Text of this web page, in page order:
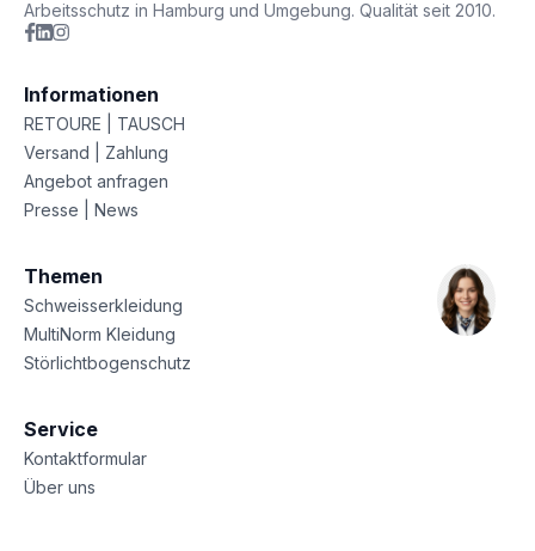
Arbeitsschutz in Hamburg und Umgebung. Qualität seit 2010.
Informationen
RETOURE | TAUSCH
Versand | Zahlung
Angebot anfragen
Presse | News
Themen
Schweisserkleidung
MultiNorm Kleidung
Störlichtbogenschutz
Service
Kontaktformular
Über uns